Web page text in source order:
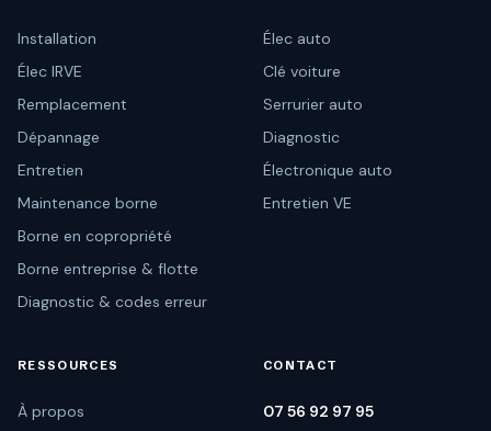
Installation
Élec IRVE
Remplacement
Dépannage
Entretien
Maintenance borne
Borne en copropriété
Borne entreprise & flotte
Diagnostic & codes erreur
Élec auto
Clé voiture
Serrurier auto
Diagnostic
Électronique auto
Entretien VE
RESSOURCES
À propos
CONTACT
07 56 92 97 95